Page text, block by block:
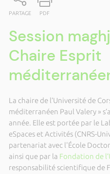
PARTAGE PDF
Session
Chaire Esprit
La chaire de l’Université de
méditerranéen Paul Valery »
année. Elle est portée par le
eSpaces et Activités (CNRS-
partenariat avec l'École
ainsi que par la Fondation de
responsabilité scientifique de